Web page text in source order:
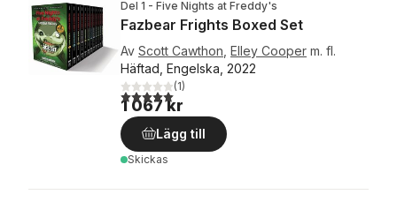
Del 1 - Five Nights at Freddy's
Fazbear Frights Boxed Set
Av Scott Cawthon Elley Cooper m. fl.
Häftad, Engelska, 2022
5,0utav 5 stjärnor. Totalt antal röster:
(1)
1 067 kr
Lägg till
Skickas